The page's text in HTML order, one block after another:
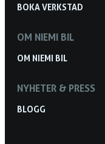
BOKA VERKSTAD
OM NIEMI BIL
OM NIEMI BIL
NYHETER & PRESS
BLOGG